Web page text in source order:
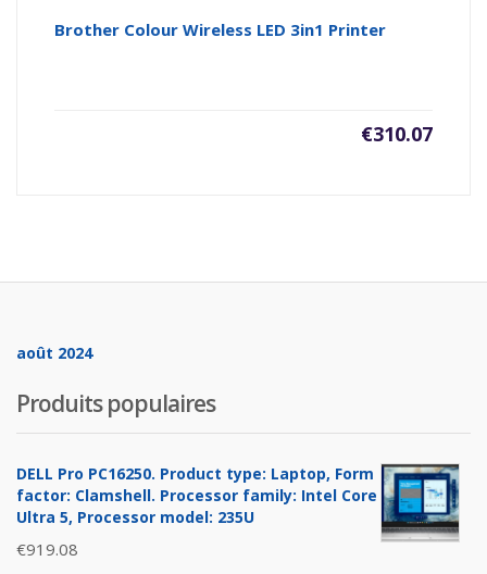
Brother Colour Wireless LED 3in1 Printer
€310.07
août 2024
Produits populaires
DELL Pro PC16250. Product type: Laptop, Form
factor: Clamshell. Processor family: Intel Core
Ultra 5, Processor model: 235U
€919.08